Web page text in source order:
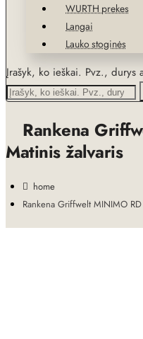
WURTH prekes
Langai
Lauko stoginės
Įrašyk, ko ieškai. Pvz., durys
Rankena
Matinis žalvaris
home
Rankena Griffwelt MINIMO